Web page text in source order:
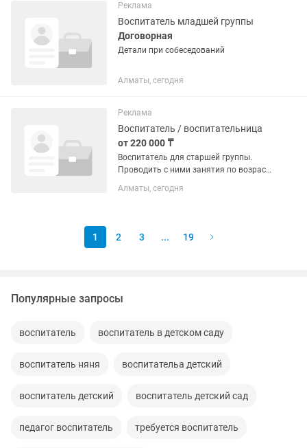
Реклама
Воспитатель младшей группы
Договорная
Детали при собеседований
Алматы, сегодня
Реклама
Воспитатель / воспитательница
от 220 000 ₸
Воспитатель для старшей группы.
Проводить с ними занятия по возрасту
кормление детей Казак тобына керек
Алматы, сегодня
1 2 3 ... 19
Популярные запросы
воспитатель воспитатель в детском саду
воспитатель няня воспитательа детский
воспитатель детский воспитатель детский сад
педагог воспитатель требуется воспитатель